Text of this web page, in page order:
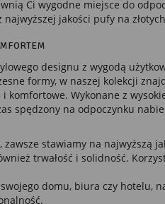
Ci wygodne miejsce do
jakości pufy na
designu z wygodą
formy, w naszej kolekcji
komfortowe. Wykonane z
spędzony na odpoczynku
stawiamy na najwyższą
trwałość i solidność.
domu, biura czy hotelu,